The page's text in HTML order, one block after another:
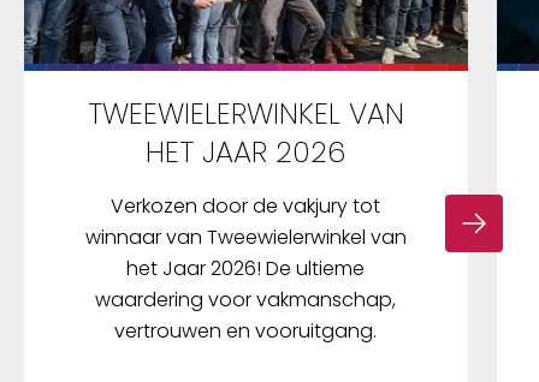
TWEEWIELERWINKEL VAN
HET JAAR 2026
Verkozen door de vakjury tot
winnaar van Tweewielerwinkel van
het Jaar 2026! De ultieme
waardering voor vakmanschap,
vertrouwen en vooruitgang.